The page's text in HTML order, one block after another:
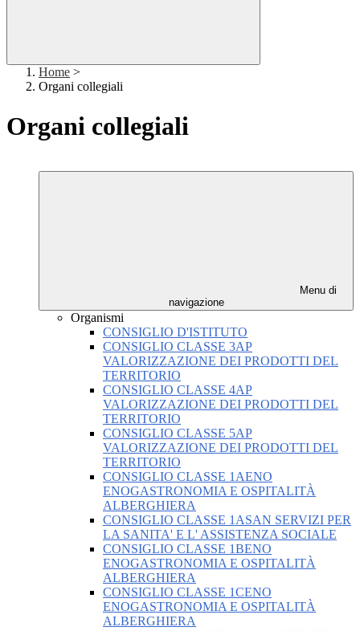
Home >
Organi collegiali
Organi collegiali
Menu di
navigazione
Organismi
CONSIGLIO D'ISTITUTO
CONSIGLIO CLASSE 3AP
VALORIZZAZIONE DEI PRODOTTI DEL
TERRITORIO
CONSIGLIO CLASSE 4AP
VALORIZZAZIONE DEI PRODOTTI DEL
TERRITORIO
CONSIGLIO CLASSE 5AP
VALORIZZAZIONE DEI PRODOTTI DEL
TERRITORIO
CONSIGLIO CLASSE 1AENO
ENOGASTRONOMIA E OSPITALITÀ
ALBERGHIERA
CONSIGLIO CLASSE 1ASAN SERVIZI PER
LA SANITA' E L' ASSISTENZA SOCIALE
CONSIGLIO CLASSE 1BENO
ENOGASTRONOMIA E OSPITALITÀ
ALBERGHIERA
CONSIGLIO CLASSE 1CENO
ENOGASTRONOMIA E OSPITALITÀ
ALBERGHIERA